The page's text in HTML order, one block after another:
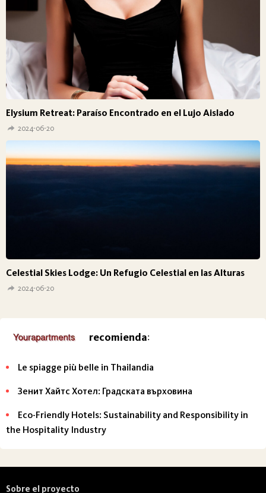
Elysium Retreat: Paraíso Encontrado en el Lujo Aislado
2024-06-20
Celestial Skies Lodge: Un Refugio Celestial en las Alturas
2024-06-20
recomienda:
Le spiagge più belle in Thailandia
Зенит Хайтс Хотел: Градската върховина
Eco-Friendly Hotels: Sustainability and Responsibility in
the Hospitality Industry
Sobre el proyecto